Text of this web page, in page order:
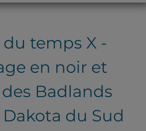
du temps X -
en noir et
Badlands
du Sud